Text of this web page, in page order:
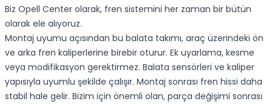
Biz Opell Center olarak, fren sistemini her zaman bir bütün
olarak ele alıyoruz.
Montaj uyumu açısından bu balata takımı, araç üzerindeki ön
ve arka fren kaliperlerine birebir oturur. Ek uyarlama, kesme
veya modifikasyon gerektirmez. Balata sensörleri ve kaliper
yapısıyla uyumlu şekilde çalışır. Montaj sonrası fren hissi daha
stabil hale gelir. Bizim için önemli olan, parça değişimi sonrası